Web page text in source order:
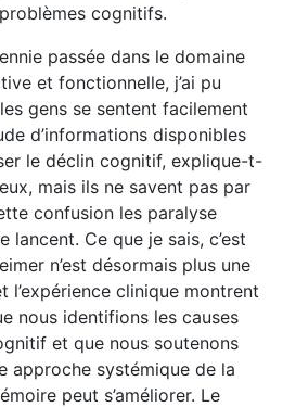
cognitifs.
passée dans le domaine
et fonctionnelle, j’ai pu
gens se sentent facilement
d’informations disponibles
le déclin cognitif, explique-t-
mais ils ne savent pas par
confusion les paralyse
lancent. Ce que je sais, c’est
n’est désormais plus une
l’expérience clinique montrent
nous identifions les causes
et que nous soutenons
approche systémique de la
peut s’améliorer. Le